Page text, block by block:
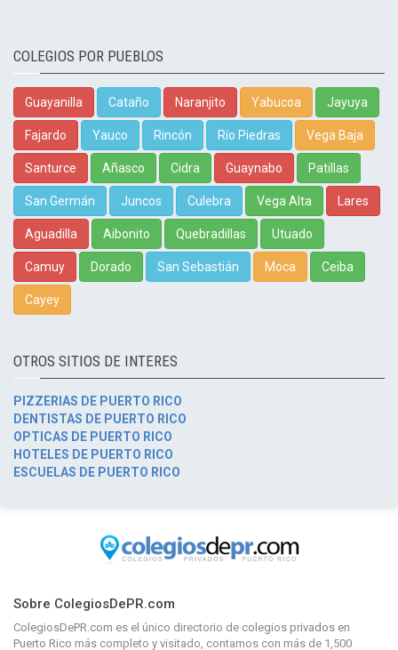
COLEGIOS POR PUEBLOS
Guayanilla Cataño Naranjito Yabucoa Jayuya
Fajardo Yauco Rincón Río Piedras Vega Baja
Santurce Añasco Cidra Guaynabo Patillas
San Germán Juncos Culebra Vega Alta Lares
Aguadilla Aibonito Quebradillas Utuado
Camuy Dorado San Sebastián Moca Ceiba
Cayey
OTROS SITIOS DE INTERES
PIZZERIAS DE PUERTO RICO
DENTISTAS DE PUERTO RICO
OPTICAS DE PUERTO RICO
HOTELES DE PUERTO RICO
ESCUELAS DE PUERTO RICO
Sobre ColegiosDePR.com
ColegiosDePR.com es el único directorio de colegios privados en
Puerto Rico más completo y visitado, contamos con más de 1,500